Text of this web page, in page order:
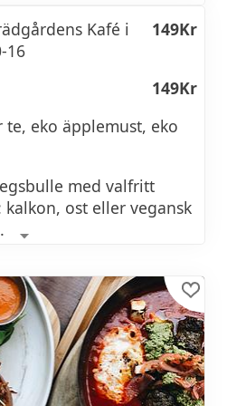
eller wokade äggnudlar
Hörnet på kaffe eller
och kort
Kafé i
16
149Kr
149Kr
eko äpplemust, eko
med valfritt
ost eller vegansk
som varierar ofta.
Serveras med